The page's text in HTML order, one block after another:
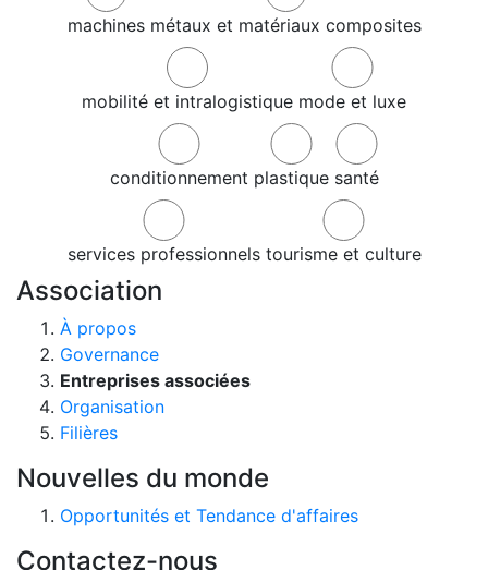
machines métaux et matériaux composites
mobilité et intralogistique mode et luxe
conditionnement plastique santé
services professionnels tourisme et culture
Association
À propos
Governance
Entreprises associées
Organisation
Filières
Nouvelles du monde
Opportunités et Tendance d'affaires
Contactez-nous